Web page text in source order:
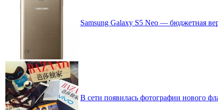
Samsung Galaxy S5 Neo — бюджетная
В сети появилась фотографии нового